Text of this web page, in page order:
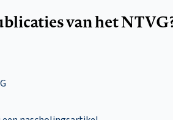
van het